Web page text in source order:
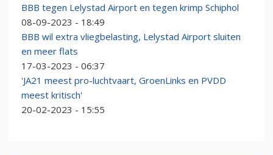
BBB tegen Lelystad Airport en tegen krimp Schiphol
08-09-2023 - 18:49
BBB wil extra vliegbelasting, Lelystad Airport sluiten
en meer flats
17-03-2023 - 06:37
'JA21 meest pro-luchtvaart, GroenLinks en PVDD
meest kritisch'
20-02-2023 - 15:55